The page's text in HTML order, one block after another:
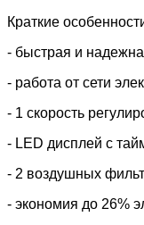
Краткие
- быстрая и
- работа от сети
- 1 скорость
- LED дисплей с
- 2 воздушных
- экономия до 26%